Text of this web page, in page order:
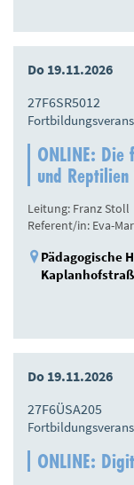
Do 19.11.2026
27F6SR5012
ONLINE:
und
Leitung: Franz Stoll
Referent/in: Eva-
Pädagogische
Do 19.11.2026
27F6ÜSA205
ONLINE: